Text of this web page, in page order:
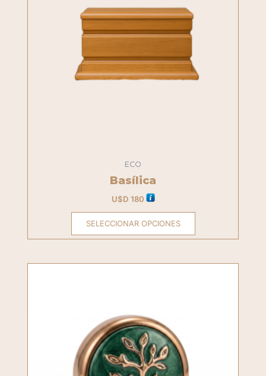
ECO
Basílica
U$D 180
SELECCIONAR OPCIONES
variantes.
Las
opciones
pueden
elegir